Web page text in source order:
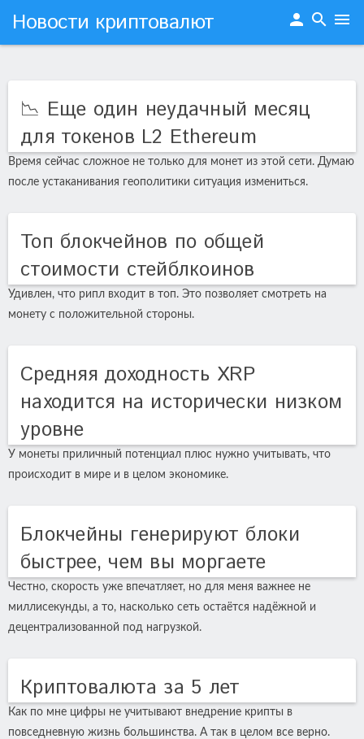
Новости криптовалют person search menu
📉 Еще один неудачный месяц
для токенов L2 Ethereum
Время сейчас сложное не только для монет из этой сети. Думаю
после устаканивания геополитики ситуация измениться.
Топ блокчейнов по общей
стоимости стейблкоинов
Удивлен, что рипл входит в топ. Это позволяет смотреть на
монету с положительной стороны.
Средняя доходность XRP
находится на исторически низком
уровне
У монеты приличный потенциал плюс нужно учитывать, что
происходит в мире и в целом экономике.
Блокчейны генерируют блоки
быстрее, чем вы моргаете
Честно, скорость уже впечатляет, но для меня важнее не
миллисекунды, а то, насколько сеть остаётся надёжной и
децентрализованной под нагрузкой.
Криптовалюта за 5 лет
Как по мне цифры не учитывают внедрение крипты в
повседневную жизнь большинства. А так в целом все верно.